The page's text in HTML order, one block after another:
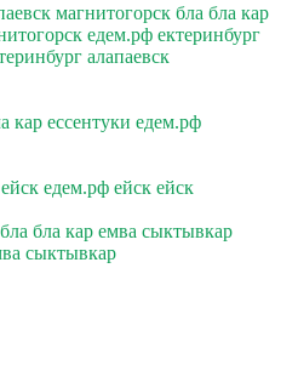
магнитогорск бла бла кар
едем.рф ектеринбург
алапаевск
кар ессентуки едем.рф
едем.рф ейск ейск
бла кар емва сыктывкар
сыктывкар